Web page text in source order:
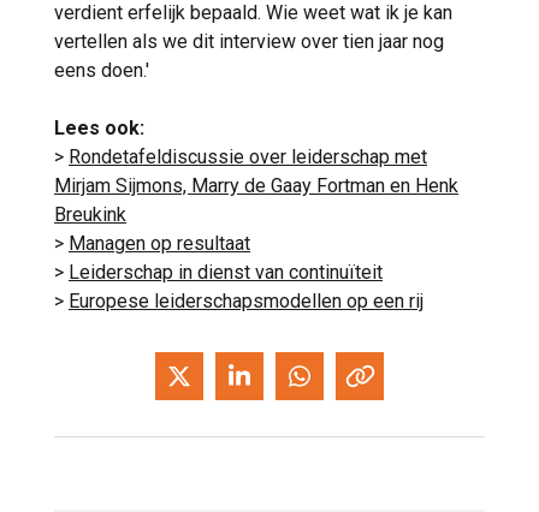
verdient erfelijk bepaald. Wie weet wat ik je kan
vertellen als we dit interview over tien jaar nog
eens doen.'
Lees ook:
> Rondetafeldiscussie over leiderschap met
Mirjam Sijmons, Marry de Gaay Fortman en Henk
Breukink
> Managen op resultaat
> Leiderschap in dienst van continuïteit
> Europese leiderschapsmodellen op een rij